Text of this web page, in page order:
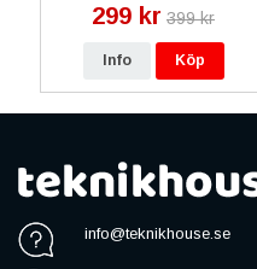
299 kr 399 kr
Info Köp
info@teknikhouse.se